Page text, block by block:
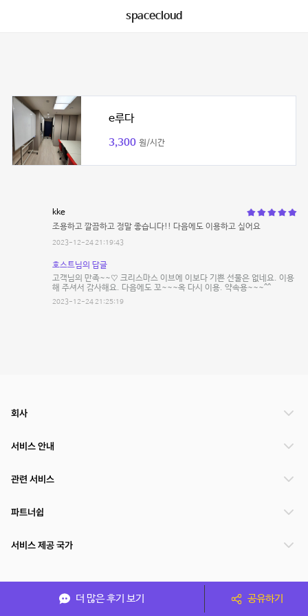
spacecloud
e루다
3,300 원/시간
kke
조용하고 깔끔하고 정말 좋습니다!! 다음에도 이용하고 싶어요
2023-12-24 21:19:43
호스트님의 답글
고객님의 만족~~♡ 크리스마스 이브에 이보다 기쁜 선물은 없네요. 이용
해 주셔서 감사해요. 다음에도 꼬~~~옥 다시 이용. 약속용~~~^^
2023-12-24 21:25:19
더 많은 후기 보기 공유하기
회사
서비스 안내
관련 서비스
파트너쉽
서비스 제공 국가
(주)NSPACE 사업자정보